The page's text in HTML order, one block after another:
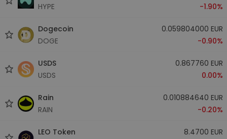
HYPE
-1.90%
Dogecoin
DOGE
0.059804000 EUR
-0.90%
USDS
USDS
0.867760 EUR
0.00%
Rain
RAIN
0.010884640 EUR
-0.20%
LEO Token
8.4700 EUR